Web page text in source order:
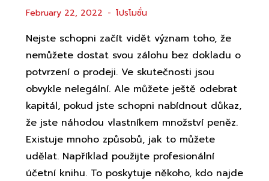
February 22, 2022 โปรโมชั่น
Nejste schopni začít vidět význam toho, že
nemůžete dostat svou zálohu bez dokladu o
potvrzení o prodeji. Ve skutečnosti jsou
obvykle nelegální. Ale můžete ještě odebrat
kapitál, pokud jste schopni nabídnout důkaz,
že jste náhodou vlastníkem množství peněz.
Existuje mnoho způsobů, jak to můžete
udělat. Například použijte profesionální
účetní knihu. To poskytuje někoho, kdo najde